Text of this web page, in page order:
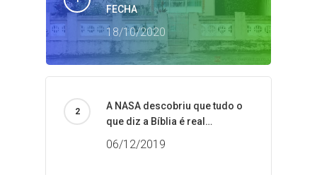
FECHA
18/10/2020
A NASA descobriu que tudo o
que diz a Bíblia é real…
06/12/2019